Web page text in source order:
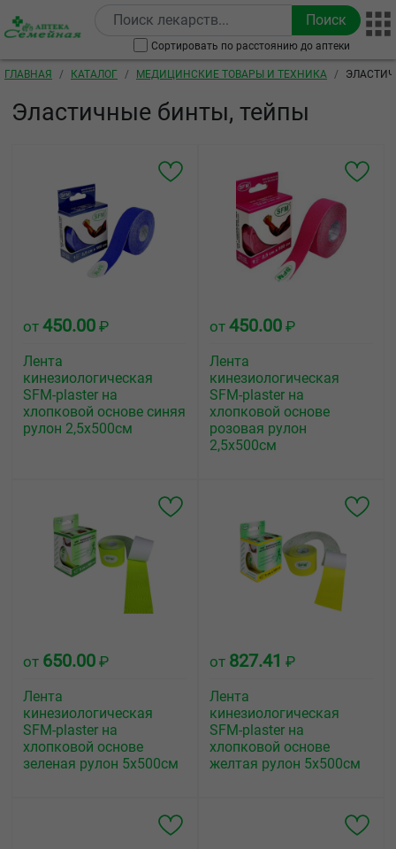
Сортировать по расстоянию до аптеки
Строка навигации
ГЛАВНАЯ КАТАЛОГ МЕДИЦИНСКИЕ ТОВАРЫ И ТЕХНИКА
Эластичные бинты, тейпы
от 450.00 ₽
Лента
кинезиологическая
SFM-plaster на
хлопковой основе синяя
рулон 2,5х500см
от 450.00 ₽
Лента
кинезиологическая
SFM-plaster на
хлопковой основе
розовая рулон
2,5х500см
от 650.00 ₽
Лента
кинезиологическая
SFM-plaster на
хлопковой основе
зеленая рулон 5х500см
от 827.41 ₽
Лента
кинезиологическая
SFM-plaster на
хлопковой основе
желтая рулон 5х500см